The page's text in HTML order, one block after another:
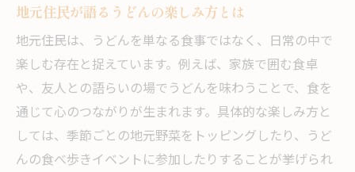
うどんを支えた池原の人々の足跡に迫る
未来へつながる池原うどんの歴史探訪
新たな出会いを生む池原のうどん物語
池原うどんがつなぐ人々の新たな出会い
うどんをきっかけに広がる地域の輪とは
旅人が語る池原うどんとの心温まる出会い
地元住民が語るうどんの楽しみ方とは
地元住民は、うどんを単なる食事ではなく、日常の中で
楽しむ存在と捉えています。例えば、家族で囲む食卓
や、友人との語らいの場でうどんを味わうことで、食を
通じて心のつながりが生まれます。具体的な楽しみ方と
しては、季節ごとの地元野菜をトッピングしたり、うど
んの食べ歩きイベントに参加したりすることが挙げられ